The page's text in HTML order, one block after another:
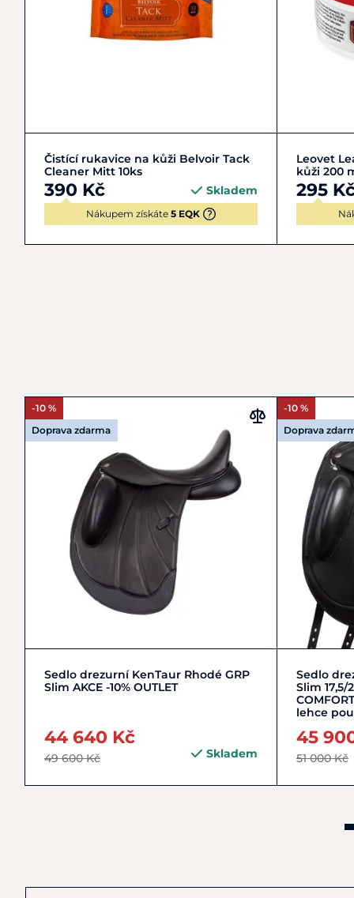
Do košíku
Čistící rukavice na kůži Belvoir Tack
Cleaner Mitt 10ks
390 Kč Skladem
Nákupem získáte 5 EQK
Leovet
kůži 200
295
-10 %
Doprava zdarma
16,5" 17"
Sedlo drezurní KenTaur Rhodé GRP
Slim AKCE -10% OUTLET
44 640 Kč
49 600 Kč Skladem
-10 %
Doprava
Sedlo
Slim 17,5/
lehce
45
51 000 Kč